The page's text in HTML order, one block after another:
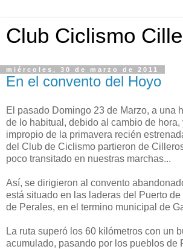
Club Ciclismo
miércoles, 30 de marzo de 2011
En el convento del Hoyo
El pasado Domingo 23 de Marzo, a una
de lo habitual, debido al cambio de hora,
impropio de la primavera recién
del Club de Ciclismo partieron de
poco transitado en nuestras marchas...
Así, se dirigieron al convento
está situado en las laderas del Puerto
de Perales, en el termino municipal de
La ruta superó los 60 kilómetros con un
acumulado, pasando por los pueblos de